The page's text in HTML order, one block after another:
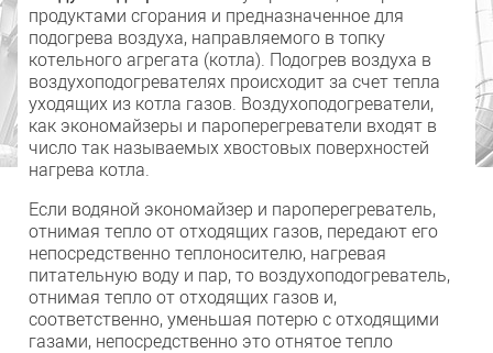
продуктами сгорания и предназначенное для
подогрева воздуха, направляемого в топку
котельного агрегата (котла). Подогрев воздуха в
воздухоподогревателях происходит за счет тепла
уходящих из котла газов. Воздухоподогреватели,
как экономайзеры и пароперегреватели входят в
число так называемых хвостовых поверхностей
нагрева котла.
Если водяной экономайзер и пароперегреватель,
отнимая тепло от отходящих газов, передают его
непосредственно теплоносителю, нагревая
питательную воду и пар, то воздухоподогреватель,
отнимая тепло от отходящих газов и,
соответственно, уменьшая потерю с отходящими
газами, непосредственно это отнятое тепло